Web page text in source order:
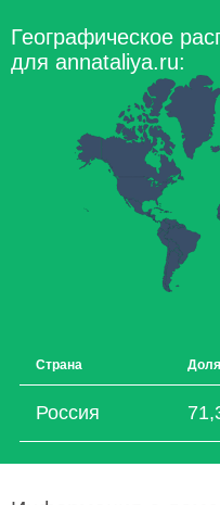
Географическое
для annataliya.ru:
Страна
Россия